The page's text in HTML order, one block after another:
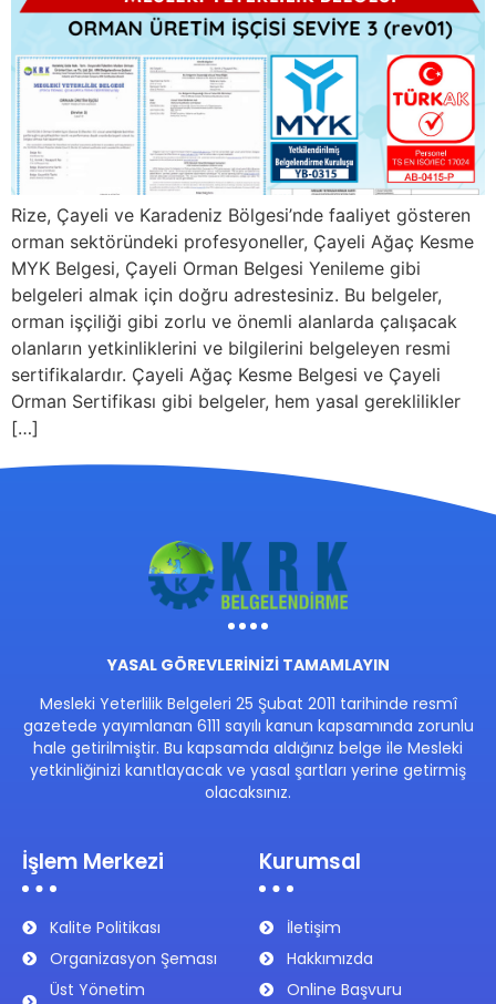
Rize, Çayeli ve Karadeniz Bölgesi’nde faaliyet gösteren
orman sektöründeki profesyoneller, Çayeli Ağaç Kesme
MYK Belgesi, Çayeli Orman Belgesi Yenileme gibi
belgeleri almak için doğru adrestesiniz. Bu belgeler,
orman işçiliği gibi zorlu ve önemli alanlarda çalışacak
olanların yetkinliklerini ve bilgilerini belgeleyen resmi
sertifikalardır. Çayeli Ağaç Kesme Belgesi ve Çayeli
Orman Sertifikası gibi belgeler, hem yasal gereklilikler
[…]
YASAL GÖREVLERİNİZİ TAMAMLAYIN
Mesleki Yeterlilik Belgeleri 25 Şubat 2011 tarihinde resmî
gazetede yayımlanan 6111 sayılı kanun kapsamında zorunlu
hale getirilmiştir. Bu kapsamda aldığınız belge ile Mesleki
yetkinliğinizi kanıtlayacak ve yasal şartları yerine getirmiş
olacaksınız.
İşlem Merkezi
Kalite Politikası
Organizasyon Şeması
Üst Yönetim
Kurumsal
İletişim
Hakkımızda
Online Başvuru